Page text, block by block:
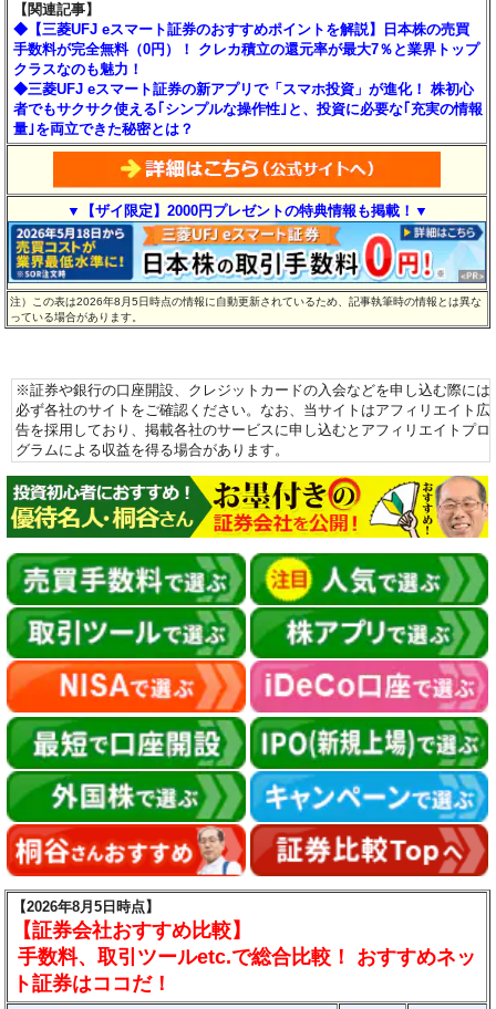
【関連記事】
◆【三菱UFJ eスマート証券のおすすめポイントを解説】日本株の売買
手数料が完全無料（0円）！ クレカ積立の還元率が最大7％と業界トップ
クラスなのも魅力！
◆三菱UFJ eスマート証券の新アプリで「スマホ投資」が進化！ 株初心
者でもサクサク使える｢シンプルな操作性｣と、投資に必要な｢充実の情報
量｣を両立できた秘密とは？
▼【ザイ限定】2000円プレゼントの特典情報も掲載！▼
注）この表は2026年8月5日時点の情報に自動更新されているため、記事執筆時の情報とは異な
っている場合があります。
※証券や銀行の口座開設、クレジットカードの入会などを申し込む際には
必ず各社のサイトをご確認ください。なお、当サイトはアフィリエイト広
告を採用しており、掲載各社のサービスに申し込むとアフィリエイトプロ
グラムによる収益を得る場合があります。
【2026年8月5日時点】
【証券会社おすすめ比較】
手数料、取引ツールetc.で総合比較！ おすすめネッ
ト証券はココだ！